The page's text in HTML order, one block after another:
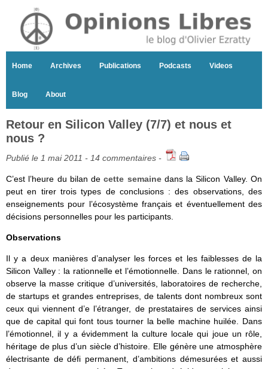
Home Archives Publications Podcasts Videos
Blog About
Retour en Silicon Valley (7/7) et nous et
nous ?
Publié le 1 mai 2011 - 14 commentaires -
C’est l’heure du bilan decette semainedans la Silicon Valley. On
peut en tirer trois types de conclusions : des observations, des
enseignements pour l’écosystème français et éventuellement des
décisions personnelles pour les participants.
Observations
Il y a deux manières d’analyser les forces et les faiblesses de la
Silicon Valley : la rationnelle et l’émotionnelle. Dans le rationnel, on
observe la masse critique d’universités, laboratoires de recherche,
de startups et grandes entreprises, de talents dont nombreux sont
ceux qui viennent d’e l’étranger, de prestataires de services ainsi
que de capital qui font tous tourner la belle machine huilée. Dans
l’émotionnel, il y a évidemment la culture locale qui joue un rôle,
héritage de plus d’un siècle d’histoire. Elle génère une atmosphère
électrisante de défi permanent, d’ambitions démesurées et aussi